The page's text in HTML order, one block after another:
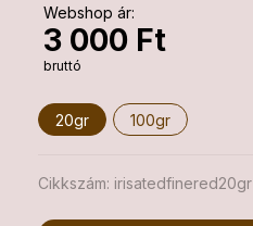
Webshop ár:
3 000 Ft
bruttó
20gr 100gr
Cikkszám: irisatedfinered20gr